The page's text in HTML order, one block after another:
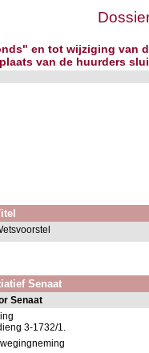
en tot wijziging van
van de huurders
Senaat
Senaat
3-1732/1.